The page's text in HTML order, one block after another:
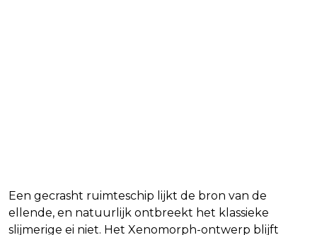
Een gecrasht ruimteschip lijkt de bron van de
ellende, en natuurlijk ontbreekt het klassieke
slijmerige ei niet. Het Xenomorph-ontwerp blijft